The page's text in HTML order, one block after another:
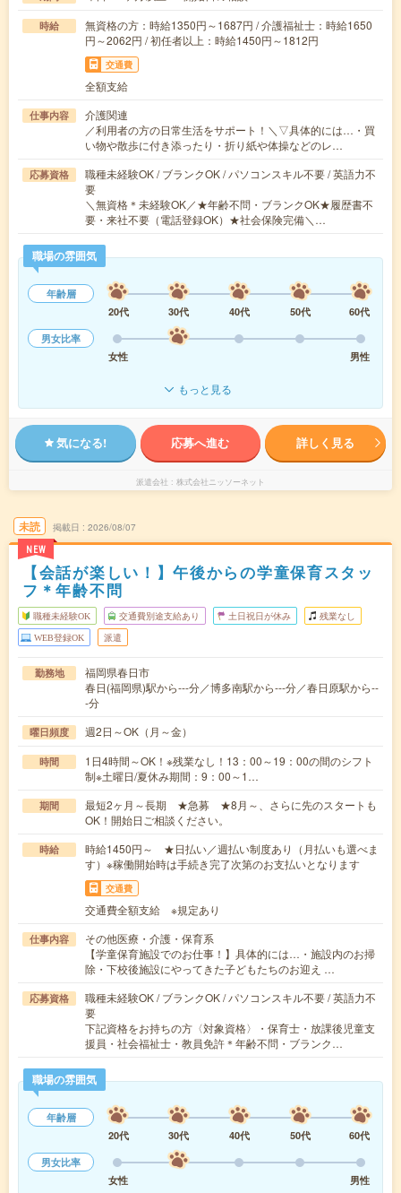
時給
無資格の方：時給1350円～1687円 / 介護福祉士：時給1650
円～2062円 / 初任者以上：時給1450円～1812円
交通費
全額支給
仕事内容
介護関連
／利用者の方の日常生活をサポート！＼▽具体的には…・買
い物や散歩に付き添ったり・折り紙や体操などのレ…
応募資格
職種未経験OK / ブランクOK / パソコンスキル不要 / 英語力不
要
＼無資格＊未経験OK／★年齢不問・ブランクOK★履歴書不
要・来社不要（電話登録OK）★社会保険完備＼…
職場の雰囲気
年齢層
20代
30代 40代 50代
60代
男女比率
女性
男性
もっと見る
気になる! 応募へ進む 詳しく見る
派遣会社 株式会社ニッソーネット
未読
NEW
掲載日 2026/08/07
【会話が楽しい！】午後からの学童保育スタッ
フ＊年齢不問
職種未経験OK 交通費別途支給あり 土日祝日が休み 残業なし
WEB登録OK 派遣
勤務地
福岡県春日市
春日(福岡県)駅から---分／博多南駅から---分／春日原駅から--
-分
曜日頻度 週2日～OK（月～金）
時間
1日4時間～OK！※残業なし！13：00～19：00の間のシフト
制※土曜日/夏休み期間：9：00～1…
期間
最短2ヶ月～長期 ★急募 ★8月～、さらに先のスタートも
OK！開始日ご相談ください。
時給
時給1450円～ ★日払い／週払い制度あり（月払いも選べま
す）※稼働開始時は手続き完了次第のお支払いとなります
交通費
交通費全額支給 ※規定あり
仕事内容
その他医療・介護・保育系
【学童保育施設でのお仕事！】具体的には…・施設内のお掃
除・下校後施設にやってきた子どもたちのお迎え …
応募資格
職種未経験OK / ブランクOK / パソコンスキル不要 / 英語力不
要
下記資格をお持ちの方〈対象資格〉・保育士・放課後児童支
援員・社会福祉士・教員免許＊年齢不問・ブランク…
職場の雰囲気
年齢層
20代
30代 40代 50代
60代
男女比率
女性
男性